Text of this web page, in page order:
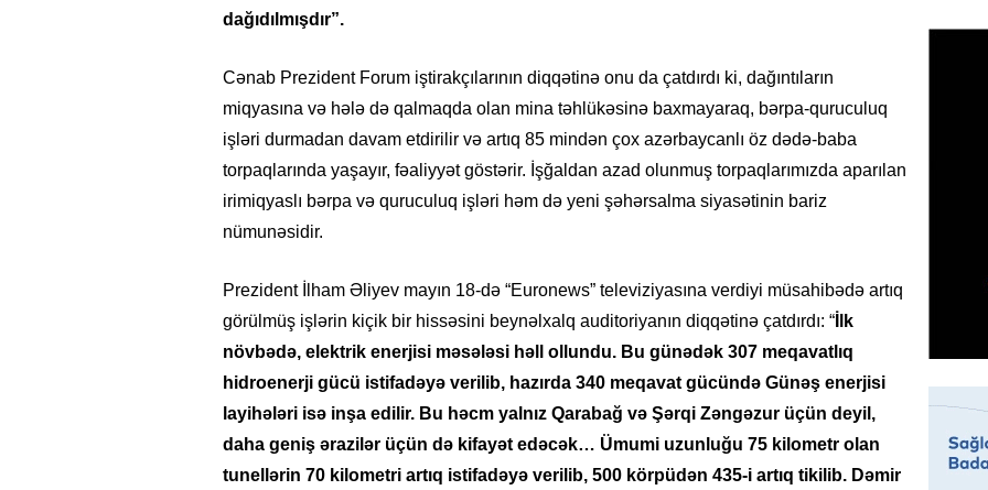
dağıdılmışdır”.
Cənab Prezident Forum iştirakçılarının diqqətinə onu da çatdırdı ki, dağıntıların
miqyasına və hələ də qalmaqda olan mina təhlükəsinə baxmayaraq, bərpa-quruculuq
işləri durmadan davam etdirilir və artıq 85 mindən çox azərbaycanlı öz dədə-baba
torpaqlarında yaşayır, fəaliyyət göstərir. İşğaldan azad olunmuş torpaqlarımızda aparılan
irimiqyaslı bərpa və quruculuq işləri həm də yeni şəhərsalma siyasətinin bariz
nümunəsidir.
Prezident İlham Əliyev mayın 18-də “Euronews” televiziyasına verdiyi müsahibədə artıq
görülmüş işlərin kiçik bir hissəsini beynəlxalq auditoriyanın diqqətinə çatdırdı: “ İlk
növbədə, elektrik enerjisi məsələsi həll ollundu. Bu günədək 307 meqavatlıq
hidroenerji gücü istifadəyə verilib, hazırda 340 meqavat gücündə Günəş enerjisi
layihələri isə inşa edilir. Bu həcm yalnız Qarabağ və Şərqi Zəngəzur üçün deyil,
daha geniş ərazilər üçün də kifayət edəcək… Ümumi uzunluğu 75 kilometr olan
tunellərin 70 kilometri artıq istifadəyə verilib, 500 körpüdən 435-i artıq tikilib. Dəmir
ABŞ
SƏRT